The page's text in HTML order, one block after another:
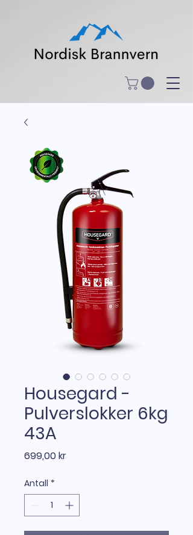
Housegard -
Pulverslokker 6kg
43A
699,00 krPris
Antall *